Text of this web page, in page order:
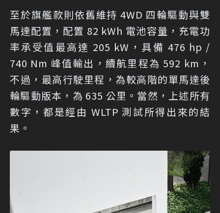
至於旗艦款則依舊維持 4WD 四輪驅動與雙
馬達配置，配置 82 kWh 電池容量，充電功
率承受值最高達 205 kW，具備 476 hp /
740 Nm 峰值輸出，續航里程為 592 km，
不過，最高行駛里程，為較高階的單馬達後
輪驅動版本，為 635 公里。當然，上述所有
數字，都是經由 WLTP 測試所得出來的結
果。